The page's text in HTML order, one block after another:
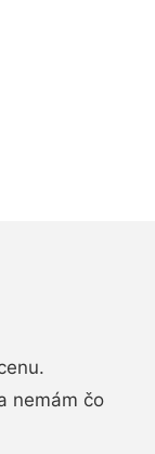
nemám čo